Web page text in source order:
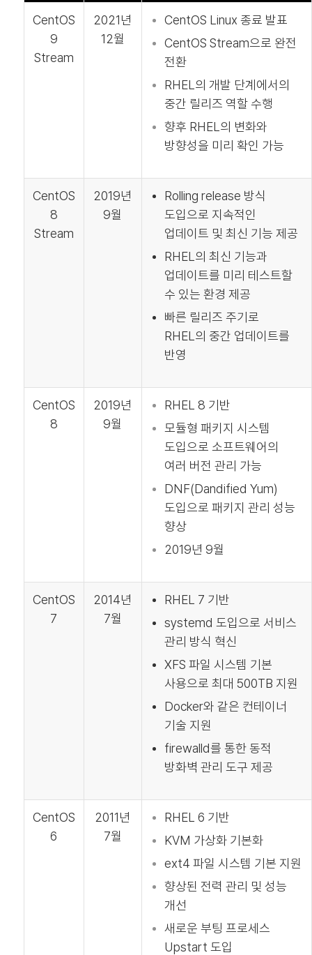
CentOS
9
Stream
2021년
12월
CentOS Linux 종료 발표
CentOS Stream으로 완전
전환
RHEL의 개발 단계에서의
중간 릴리즈 역할 수행
향후 RHEL의 변화와
방향성을 미리 확인 가능
CentOS
8
Stream
2019년
9월
Rolling release 방식
도입으로 지속적인
업데이트 및 최신 기능 제공
RHEL의 최신 기능과
업데이트를 미리 테스트할
수 있는 환경 제공
빠른 릴리즈 주기로
RHEL의 중간 업데이트를
반영
CentOS
8
2019년
9월
RHEL 8 기반
모듈형 패키지 시스템
도입으로 소프트웨어의
여러 버전 관리 가능
DNF(Dandified Yum)
도입으로 패키지 관리 성능
향상
2019년 9월
CentOS
7
2014년
7월
RHEL 7 기반
systemd 도입으로 서비스
관리 방식 혁신
XFS 파일 시스템 기본
사용으로 최대 500TB 지원
Docker와 같은 컨테이너
기술 지원
firewalld를 통한 동적
방화벽 관리 도구 제공
CentOS
6
2011년
7월
RHEL 6 기반
KVM 가상화 기본화
ext4 파일 시스템 기본 지원
향상된 전력 관리 및 성능
개선
새로운 부팅 프로세스
Upstart 도입